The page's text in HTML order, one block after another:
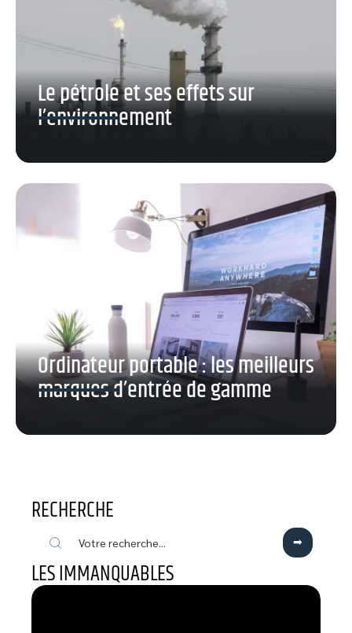
Le pétrole et ses effets sur
l’environnement
Ordinateur portable : les meilleurs
marques d’entrée de gamme
RECHERCHE
LES IMMANQUABLES